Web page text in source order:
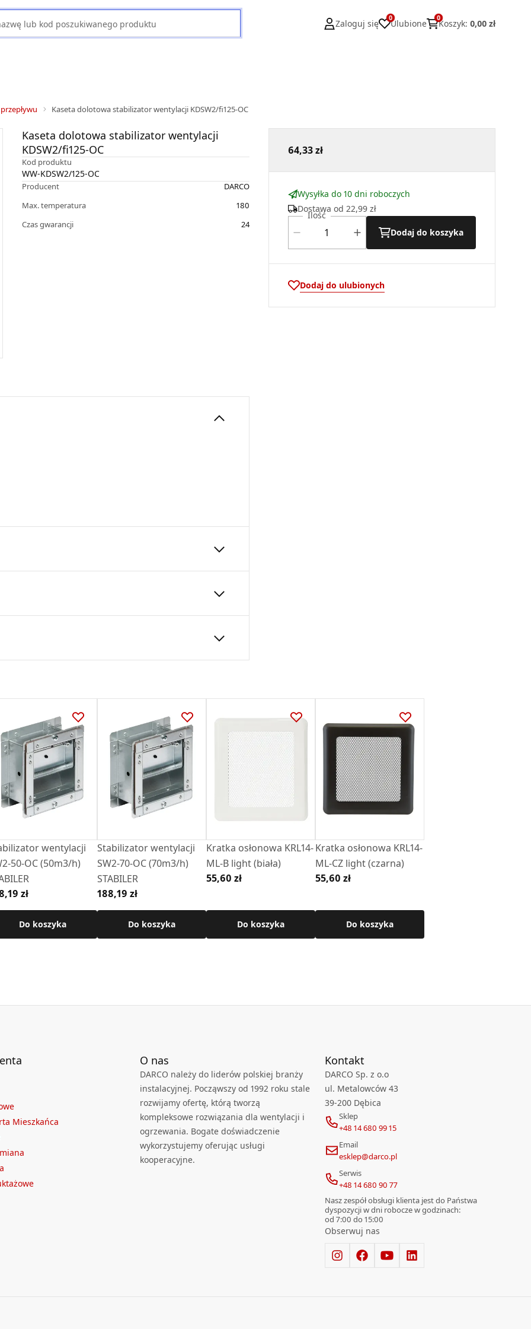
Zaloguj się
0
Ulubione
0
Koszyk: 0,00 zł
Kaseta dolotowa stabilizator wentylacji KDSW2/fi125-OC
Kaseta dolotowa stabilizator wentylacji
KDSW2/fi125-OC
Kod produktu
WW-KDSW2/125-OC
Producent
DARCO
Max. temperatura
180
Czas gwarancji
24
64,33 zł
Wysyłka do 10 dni roboczych
Dostawa od 22,99 zł
Ilość
Dodaj do koszyka
Dodaj do ulubionych
wentylacji
OC (50m3/h)
zł
Do koszyka
Stabilizator wentylacji
SW2-70-OC (70m3/h)
STABILER
188,19 zł
Do koszyka
Kratka osłonowa KRL14-
ML-B light (biała)
55,60 zł
Do koszyka
Kratka osłonowa KRL14-
ML-CZ light (czarna)
55,60 zł
Do koszyka
Mieszkańca
O nas
DARCO należy do liderów polskiej branży
instalacyjnej. Począwszy od 1992 roku stale
rozwijamy ofertę, którą tworzą
kompleksowe rozwiązania dla wentylacji i
ogrzewania. Bogate doświadczenie
wykorzystujemy oferując usługi
kooperacyjne.
Kontakt
DARCO Sp. z o.o
ul. Metalowców 43
39-200 Dębica
Sklep
+48 14 680 99 15
Email
esklep@darco.pl
Serwis
+48 14 680 90 77
Nasz zespół obsługi klienta jest do Państwa
dyspozycji w dni robocze w godzinach:
od 7:00 do 15:00
Obserwuj nas